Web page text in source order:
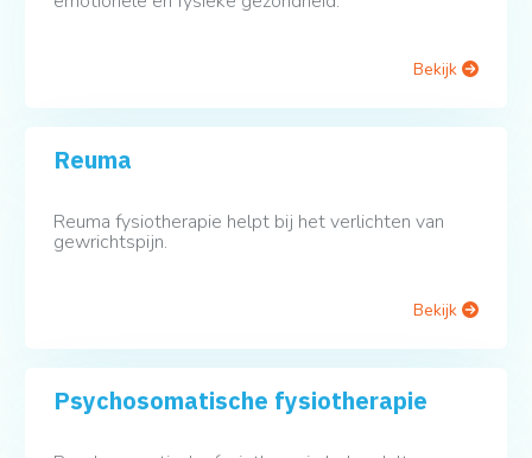
Bekijk
Reuma
Reuma fysiotherapie helpt bij het verlichten van
gewrichtspijn.
Bekijk
Psychosomatische fysiotherapie